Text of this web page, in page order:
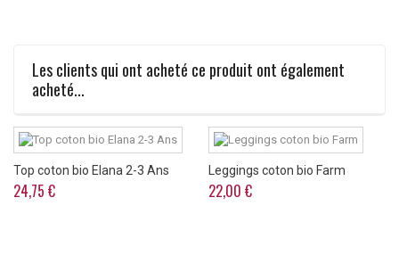
Les clients qui ont acheté ce produit ont également
acheté...
Top coton bio Elana 2-3 Ans
24,75 €
Leggings coton bio Farm
22,00 €